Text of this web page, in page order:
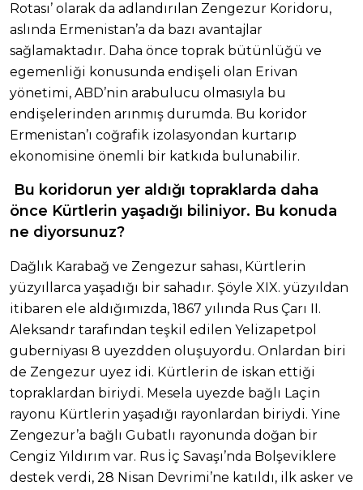
Rotası’ olarak da adlandırılan Zengezur Koridoru,
aslında Ermenistan’a da bazı avantajlar
sağlamaktadır. Daha önce toprak bütünlüğü ve
egemenliği konusunda endişeli olan Erivan
yönetimi, ABD’nin arabulucu olmasıyla bu
endişelerinden arınmış durumda. Bu koridor
Ermenistan’ı coğrafik izolasyondan kurtarıp
ekonomisine önemli bir katkıda bulunabilir.
Bu koridorun yer aldığı topraklarda daha
önce Kürtlerin yaşadığı biliniyor. Bu konuda
ne diyorsunuz?
Dağlık Karabağ ve Zengezur sahası, Kürtlerin
yüzyıllarca yaşadığı bir sahadır. Şöyle XIX. yüzyıldan
itibaren ele aldığımızda, 1867 yılında Rus Çarı II.
Aleksandr tarafından teşkil edilen Yelizapetpol
guberniyası 8 uyezdden oluşuyordu. Onlardan biri
de Zengezur uyez idi. Kürtlerin de iskan ettiği
topraklardan biriydi. Mesela uyezde bağlı Laçin
rayonu Kürtlerin yaşadığı rayonlardan biriydi. Yine
Zengezur’a bağlı Gubatlı rayonunda doğan bir
Cengiz Yıldırım var. Rus İç Savaşı’nda Bolşeviklere
destek verdi, 28 Nisan Devrimi’ne katıldı, ilk asker ve